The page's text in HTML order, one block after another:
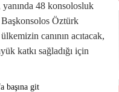
48 konsolosluk
Öztürk
canının acıtacak,
katkı sağladığı için
başına git